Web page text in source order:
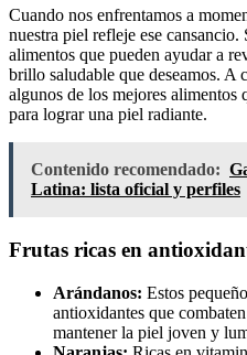
Cuando nos enfrentamos a
nuestra piel refleje ese
alimentos que pueden ayudar a
brillo saludable que deseamos. A
algunos de los mejores alimentos
para lograr una piel radiante.
Contenido recomendado:
Latina: lista oficial y perfiles
Frutas ricas en
Arándanos: Estos
antioxidantes que
mantener la piel joven y